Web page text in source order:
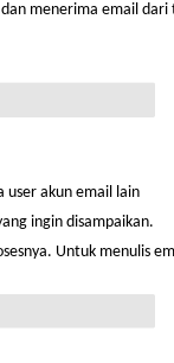
dan menerima email dari
user akun email lain
ingin disampaikan.
. Untuk menulis